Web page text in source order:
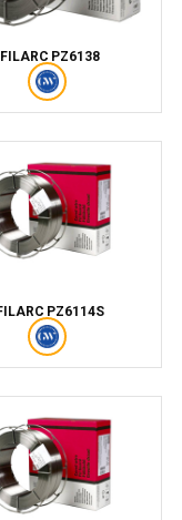
FILARC PZ6138
PZ6114S